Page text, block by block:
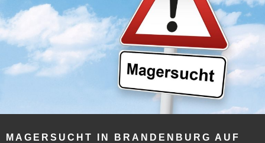
MAGERSUCHT IN BRANDENBURG AUF